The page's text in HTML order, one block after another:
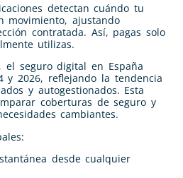
detectan cuándo tu
movimiento, ajustando
contratada. Así, pagas solo
utilizas.
el seguro digital en España
y 2026, reflejando la tendencia
y autogestionados. Esta
coberturas de seguro y
cambiantes.
desde cualquier